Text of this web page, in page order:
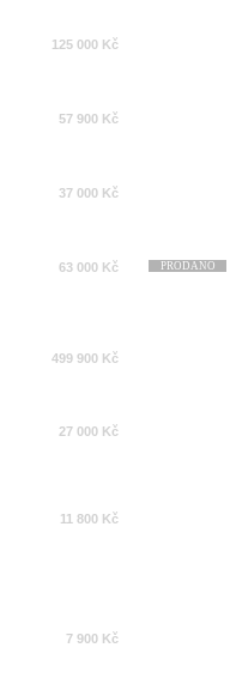
125 000 Kč
57 900 Kč
37 000 Kč
63 000 Kč PRODÁNO
499 900 Kč
27 000 Kč
11 800 Kč
7 900 Kč